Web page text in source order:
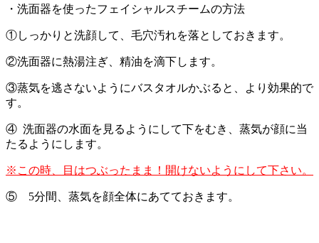
・洗面器を使ったフェイシャルスチームの方法
①しっかりと洗顔して、毛穴汚れを落としておきます。
②洗面器に熱湯注ぎ、精油を滴下します。
③蒸気を逃さないようにバスタオルかぶると、より効果的で
す。
④ 洗面器の水面を見るようにして下をむき、蒸気が顔に当
たるようにします。
※この時、目はつぶったまま！開けないようにして下さい。
⑤ 5分間、蒸気を顔全体にあてておきます。